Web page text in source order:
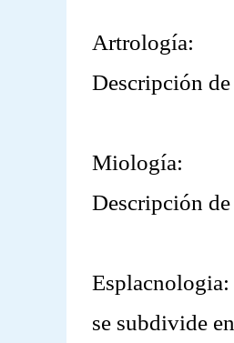
Artrología:
Descripción
Miología:
Descripción
Esplacnologia:
se subdivide